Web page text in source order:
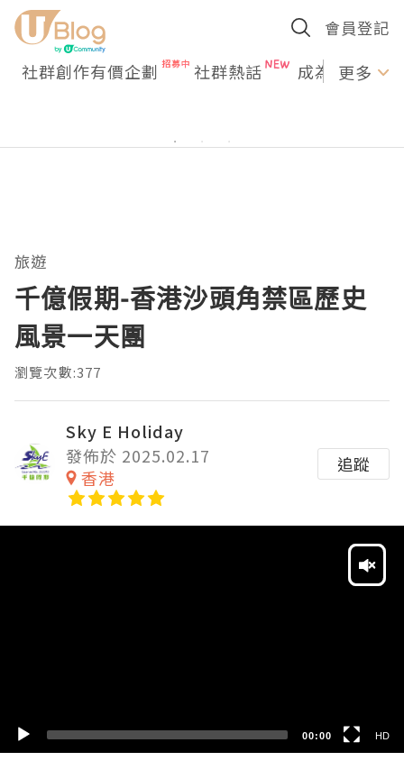
會員登記
社群創作有價企劃 社群熱話 成為U更多
旅遊
千億假期-香港沙頭角禁區歷史
風景一天團
瀏覽次數:377
Sky E Holiday
發佈於 2025.02.17
香港
追蹤
00:00 HD